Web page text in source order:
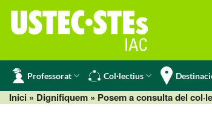
content
Professorat Col·lectius
Inici » Dignifiquem » Posem a consulta del